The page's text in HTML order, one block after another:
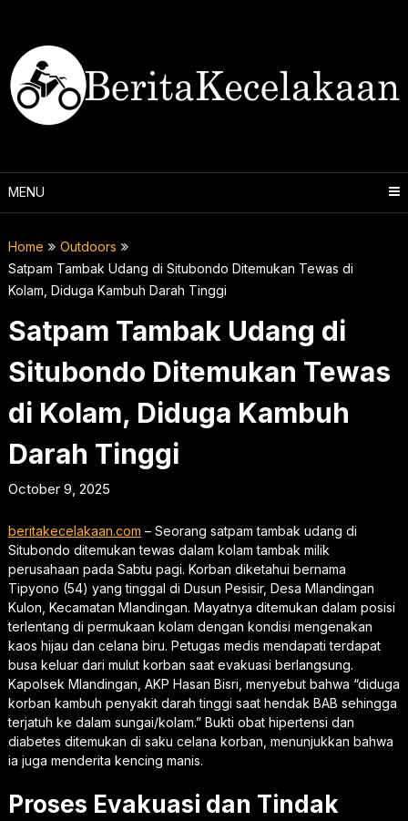
content
MENU
Home
Outdoors
Satpam Tambak Udang di Situbondo Ditemukan Tewas di
Kolam, Diduga Kambuh Darah Tinggi
Satpam Tambak Udang di
Situbondo Ditemukan Tewas
di Kolam, Diduga Kambuh
Darah Tinggi
October 9, 2025
beritakecelakaan.com – Seorang satpam tambak udang di
Situbondo ditemukan tewas dalam kolam tambak milik
perusahaan pada Sabtu pagi. Korban diketahui bernama
Tipyono (54) yang tinggal di Dusun Pesisir, Desa Mlandingan
Kulon, Kecamatan Mlandingan. Mayatnya ditemukan dalam posisi
terlentang di permukaan kolam dengan kondisi mengenakan
kaos hijau dan celana biru. Petugas medis mendapati terdapat
busa keluar dari mulut korban saat evakuasi berlangsung.
Kapolsek Mlandingan, AKP Hasan Bisri, menyebut bahwa “diduga
korban kambuh penyakit darah tinggi saat hendak BAB sehingga
terjatuh ke dalam sungai/kolam.” Bukti obat hipertensi dan
diabetes ditemukan di saku celana korban, menunjukkan bahwa
ia juga menderita kencing manis.
Proses Evakuasi dan Tindak